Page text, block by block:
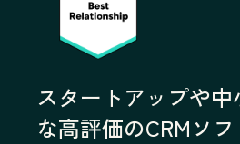
スタートアップや
な高評価のCRMソ